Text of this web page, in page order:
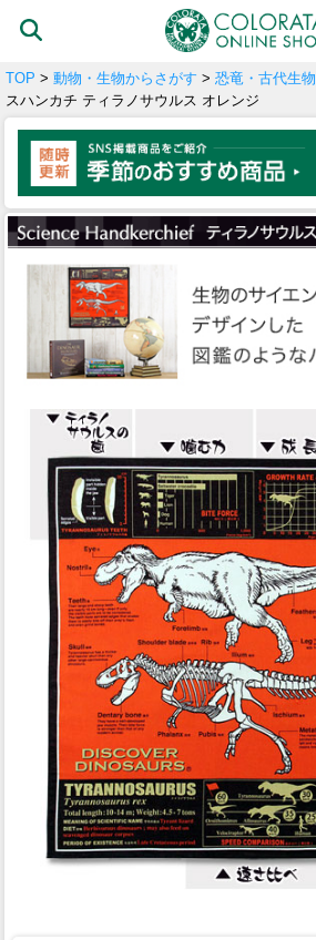
TOP > 動物・生物からさがす > 恐竜・古代生物
スハンカチ ティラノサウルス オレンジ